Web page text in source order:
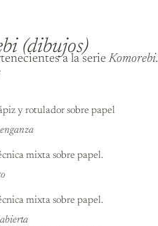
(dibujos)
a la serieKomorebi.
y rotulador sobre papel
mixta sobre papel.
mixta sobre papel.